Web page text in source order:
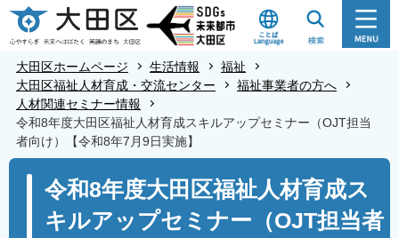
こ
の
先
大田区ホームページ 生活情報
福祉
大田区福祉人材育成・交流センター
福祉事業者の方へ
人材関連セミナー情報
令和8年度大田区福祉人材育成スキルアップセミナー（OJT担当
者向け）【令和8年7月9日実施】
令和8年度大田区福祉人材育成ス
キルアップセミナー（OJT担当者